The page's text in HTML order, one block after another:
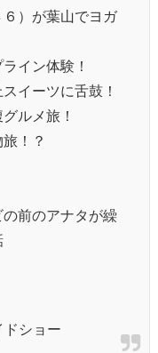
）が葉山でヨガ
イン体験！
イーツに舌鼓！
ルメ旅！
！？
前のアナタが繰
ドショー